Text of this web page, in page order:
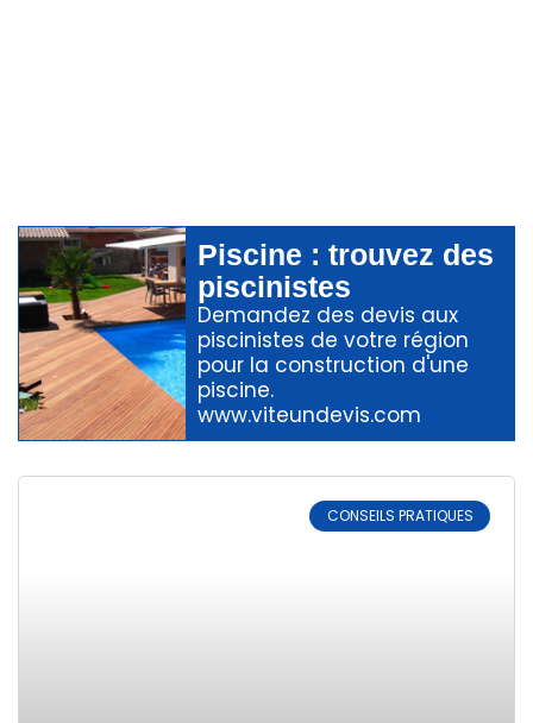
Piscine : trouvez des
piscinistes
Demandez des devis aux
piscinistes de votre région
pour la construction d'une
piscine.
www.viteundevis.com
CONSEILS PRATIQUES